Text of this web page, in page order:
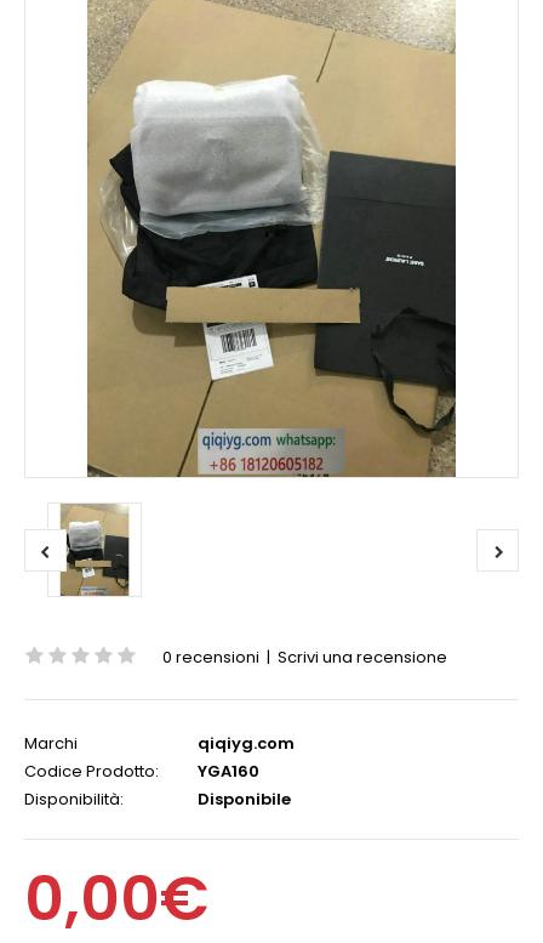
0 recensioni | Scrivi una recensione
Marchi
qiqiyg.com
Codice Prodotto:
YGA160
Disponibilità:
Disponibile
0,00€